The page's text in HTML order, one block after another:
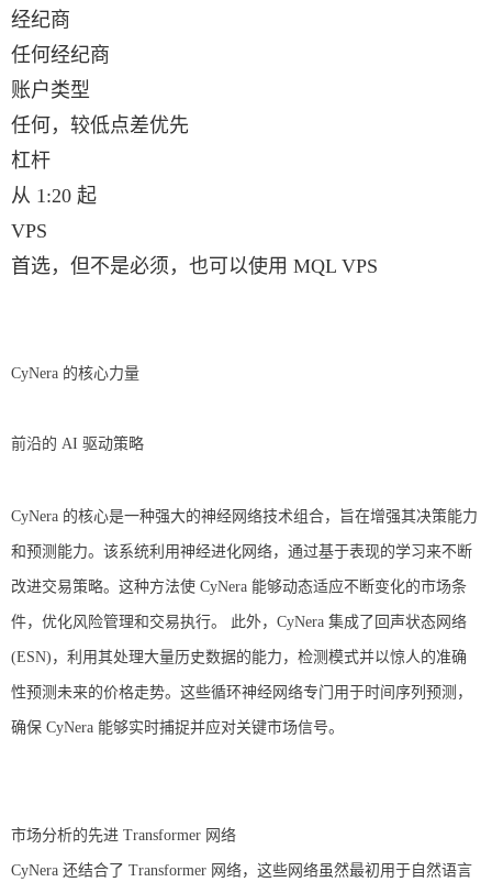
经纪商
任何经纪商
账户类型
任何，较低点差优先
杠杆
从 1:20 起
VPS
首选，但不是必须，也可以使用 MQL VPS
CyNera 的核心力量
前沿的 AI 驱动策略
CyNera 的核心是一种强大的神经网络技术组合，旨在增强其决策能力
和预测能力。该系统利用神经进化网络，通过基于表现的学习来不断
改进交易策略。这种方法使 CyNera 能够动态适应不断变化的市场条
件，优化风险管理和交易执行。 此外，CyNera 集成了回声状态网络
(ESN)，利用其处理大量历史数据的能力，检测模式并以惊人的准确
性预测未来的价格走势。这些循环神经网络专门用于时间序列预测，
确保 CyNera 能够实时捕捉并应对关键市场信号。
市场分析的先进 Transformer 网络
CyNera 还结合了 Transformer 网络，这些网络虽然最初用于自然语言